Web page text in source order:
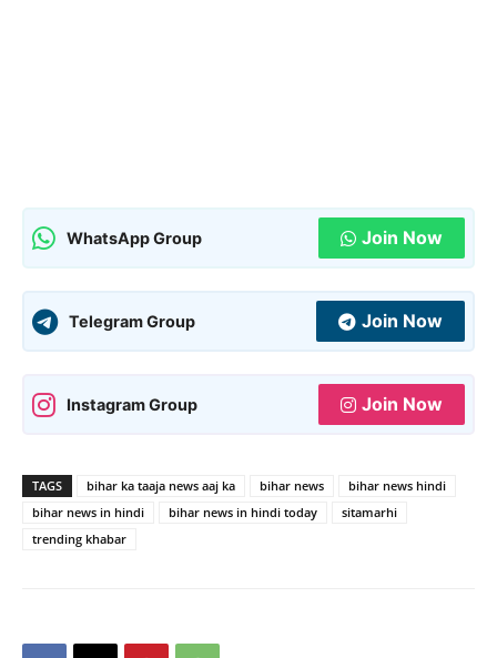
WhatsApp Group Join Now
Telegram Group Join Now
Instagram Group Join Now
TAGS bihar ka taaja news aaj ka bihar news
bihar news hindi
bihar news in hindi
bihar news in hindi today
sitamarhi
trending khabar